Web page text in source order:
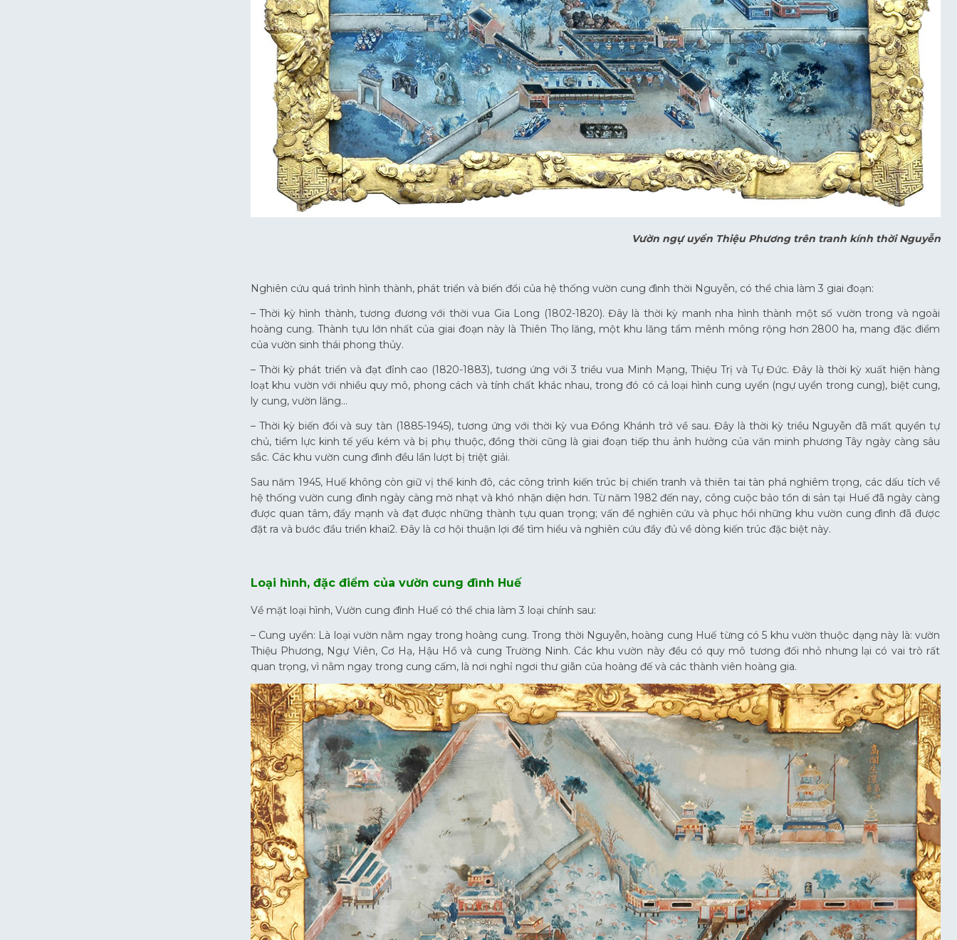
Vườn ngự uyển Thiệu Phương trên tranh kính thời Nguyễn
Nghiên cứu quá trình hình thành, phát triển và biến đổi của hệ thống vườn cung đình thời Nguyễn, có thể chia làm 3 giai đoạn:
– Thời kỳ hình thành, tương đương với thời vua Gia Long (1802-1820). Đây là thời kỳ manh nha hình thành một số vườn trong và ngoài
hoàng cung. Thành tựu lớn nhất của giai đoạn này là Thiên Thọ lăng, một khu lăng tẩm mênh mông rộng hơn 2800 ha, mang đặc điểm
của vườn sinh thái phong thủy.
– Thời kỳ phát triển và đạt đỉnh cao (1820-1883), tương ứng với 3 triều vua Minh Mạng, Thiệu Trị và Tự Đức. Đây là thời kỳ xuất hiện hàng
loạt khu vườn với nhiều quy mô, phong cách và tính chất khác nhau, trong đó có cả loại hình cung uyển (ngự uyển trong cung), biệt cung,
ly cung, vườn lăng…
– Thời kỳ biến đổi và suy tàn (1885-1945), tương ứng với thời kỳ vua Đồng Khánh trở về sau. Đây là thời kỳ triều Nguyễn đã mất quyền tự
chủ, tiềm lực kinh tế yếu kém và bị phụ thuộc, đồng thời cũng là giai đoạn tiếp thu ảnh hưởng của văn minh phương Tây ngày càng sâu
sắc. Các khu vườn cung đình đều lần lượt bị triệt giải.
Sau năm 1945, Huế không còn giữ vị thế kinh đô, các công trình kiến trúc bị chiến tranh và thiên tai tàn phá nghiêm trọng, các dấu tích về
hệ thống vườn cung đình ngày càng mờ nhạt và khó nhận diện hơn. Từ năm 1982 đến nay, công cuộc bảo tồn di sản tại Huế đã ngày càng
được quan tâm, đẩy mạnh và đạt được những thành tựu quan trọng; vấn đề nghiên cứu và phục hồi những khu vườn cung đình đã được
đặt ra và bước đầu triển khai2. Đây là cơ hội thuận lợi để tìm hiểu và nghiên cứu đầy đủ về dòng kiến trúc đặc biệt này.
Loại hình, đặc điểm của vườn cung đình Huế
Về mặt loại hình, Vườn cung đình Huế có thể chia làm 3 loại chính sau:
– Cung uyển: Là loại vườn nằm ngay trong hoàng cung. Trong thời Nguyễn, hoàng cung Huế từng có 5 khu vườn thuộc dạng này là: vườn
Thiệu Phương, Ngự Viên, Cơ Hạ, Hậu Hồ và cung Trường Ninh. Các khu vườn này đều có quy mô tương đối nhỏ nhưng lại có vai trò rất
quan trọng, vì nằm ngay trong cung cấm, là nơi nghỉ ngơi thư giãn của hoàng đế và các thành viên hoàng gia.